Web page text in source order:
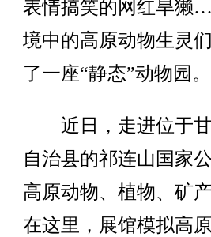
表情搞笑的网红旱獭
境中的高原动物生灵
了一座“静态”动物园。
近日，走进位于甘
自治县的祁连山国家
高原动物、植物、矿
在这里，展馆模拟高